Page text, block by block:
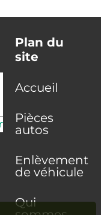
Plan du
site
Accueil
Pièces
autos
Enlèvement
de véhicule
Qui